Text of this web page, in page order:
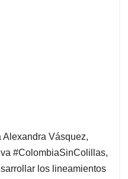
Alexandra Vásquez,
#ColombiaSinColillas,
los lineamientos